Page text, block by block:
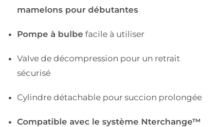
mamelons pour débutantes
Pompe à bulbe facile à utiliser
Valve de décompression pour un retrait
sécurisé
Cylindre détachable pour succion prolongée
Compatible avec le système Nterchange™